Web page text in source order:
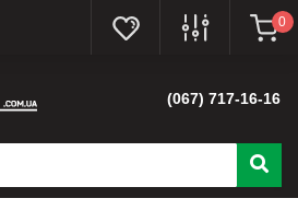
0
(067) 717-16-16